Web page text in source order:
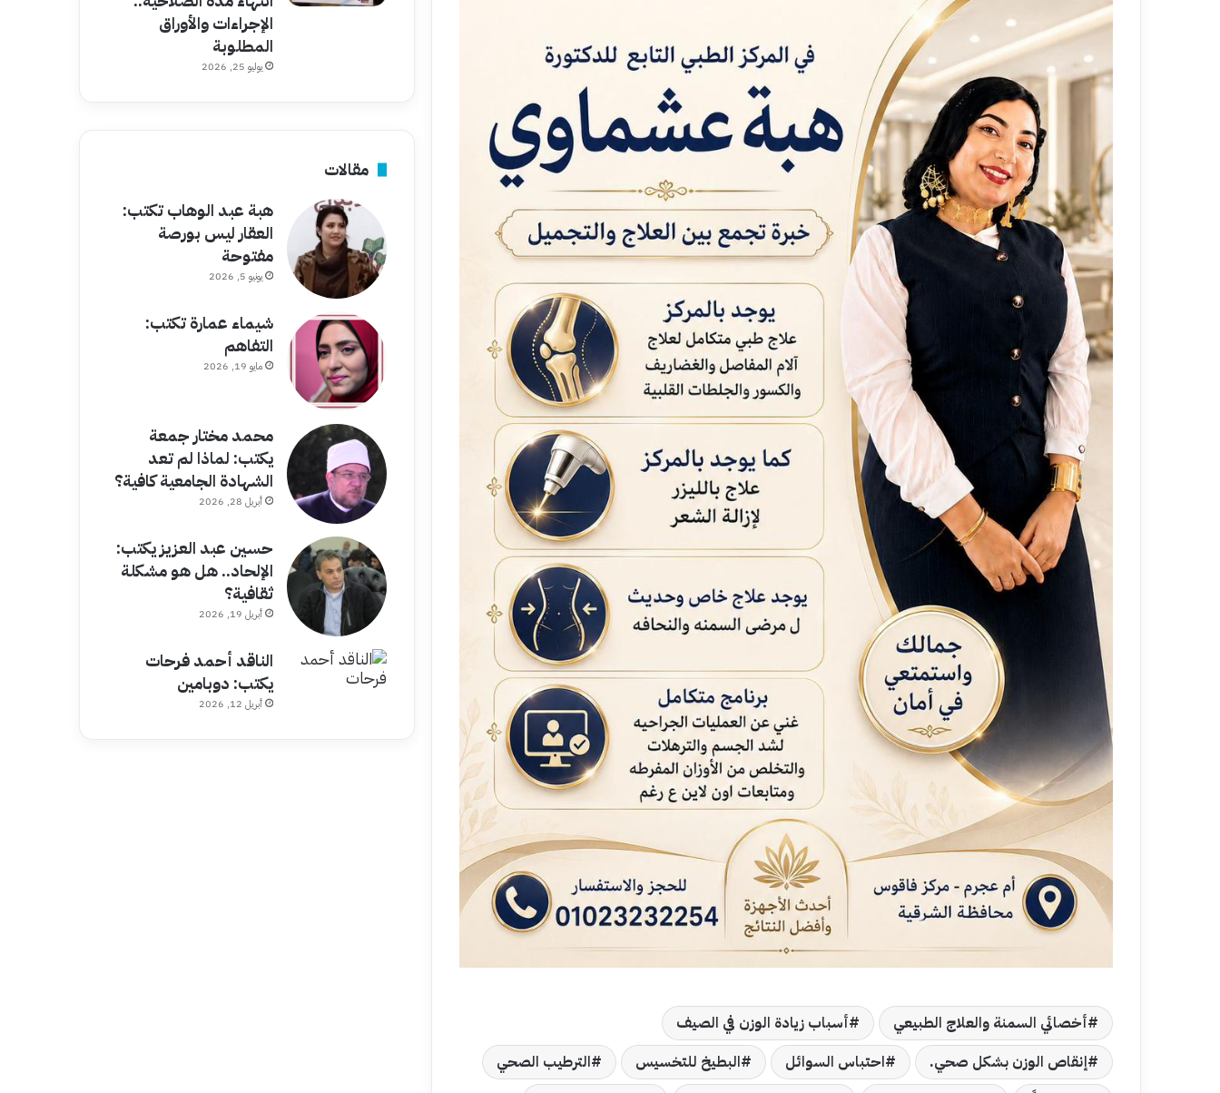
أخصائي السمنة والعلاج الطبيعي
أسباب زيادة الوزن في الصيف
إنقاص الوزن بشكل صحي.
احتباس السوائل البطيخ للتخسيس
الترطيب الصحي
الإجراءات والأوراق
المطلوبة
يوليو 25, 2026
مقالات
هبة عبد الوهاب تكتب:
العقار ليس بورصة
مفتوحة
يونيو 5, 2026
شيماء عمارة تكتب:
التفاهم
مايو 19, 2026
محمد مختار جمعة
يكتب: لماذا لم تعد
الشهادة الجامعية كافية؟
أبريل 28, 2026
حسين عبد العزيز يكتب:
الإلحاد.. هل هو مشكلة
ثقافية؟
أبريل 19, 2026
الناقد أحمد فرحات
يكتب: دوبامين
أبريل 12, 2026